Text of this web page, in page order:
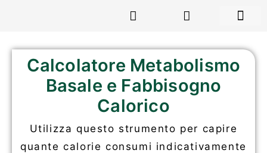
Calcolatore Metabolismo
Basale e Fabbisogno
Calorico
Utilizza questo strumento per capire
quante calorie consumi indicativamente